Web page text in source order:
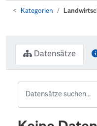
Kategorien
Datensätze